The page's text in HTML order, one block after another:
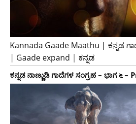
Kannada Gaade Maathu | ಕನ್ನಡ
| Gaade expand | ಕನ್ನಡ
ಕನ್ನಡ ನಾಣ್ಣುಡಿ ಗಾದೆಗಳ ಸಂಗ್ರಹ – ಭಾಗ ೬